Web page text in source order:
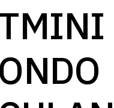
FAQs
Proyectos
Zona de inspiración
Blog